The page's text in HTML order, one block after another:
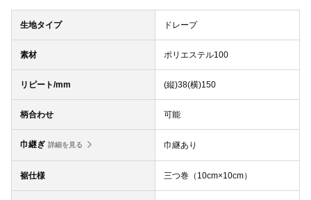
生地タイプ ドレープ
素材 ポリエステル100
リピート/mm (縦)38(横)150
柄合わせ 可能
巾継ぎ 詳細を見る 巾継あり
裾仕様 三つ巻（10cm×10cm）